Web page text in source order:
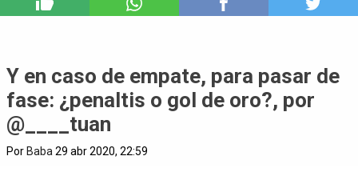
Y en caso de empate, para pasar de
fase: ¿penaltis o gol de oro?, por
@____tuan
PorBaba 29 abr 2020, 22:59